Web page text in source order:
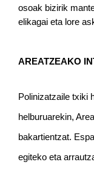
osoak bizirik
elikagai eta lore
AREATZEAKO
Polinizatzaile txiki
helburuarekin,
bakartientzat.
egiteko eta